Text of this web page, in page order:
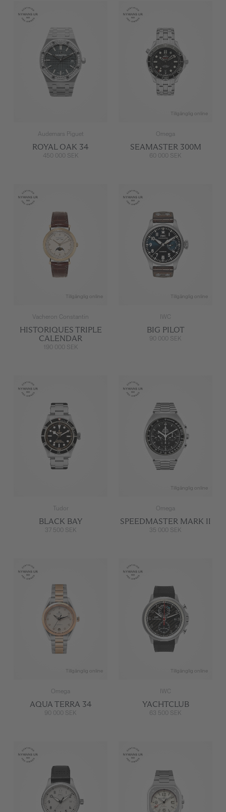
Audemars Piguet
ROYAL OAK 34
450 000 SEK
Tillgänglig online
Omega
SEAMASTER 300M
60 000 SEK
Tillgänglig online
Vacheron Constantin
HISTORIQUES TRIPLE
CALENDAR
190 000 SEK
Tillgänglig online
IWC
BIG PILOT
90 000 SEK
Tudor
BLACK BAY
37 500 SEK
Tillgänglig online
Omega
SPEEDMASTER MARK II
35 000 SEK
Tillgänglig online
Omega
AQUA TERRA 34
90 000 SEK
Tillgänglig online
IWC
YACHTCLUB
63 500 SEK